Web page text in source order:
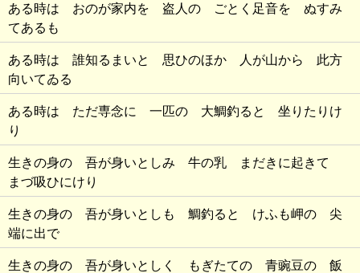
ある時は おのが家内を 盗人の ごとく足音を ぬすみ
てあるも
ある時は 誰知るまいと 思ひのほか 人が山から 此方
向いてゐる
ある時は ただ専念に 一匹の 大鯛釣ると 坐りたりけ
り
生きの身の 吾が身いとしみ 牛の乳 まだきに起きて
まづ吸ひにけり
生きの身の 吾が身いとしも 鯛釣ると けふも岬の 尖
端に出で
生きの身の 吾が身いとしく もぎたての 青豌豆の 飯